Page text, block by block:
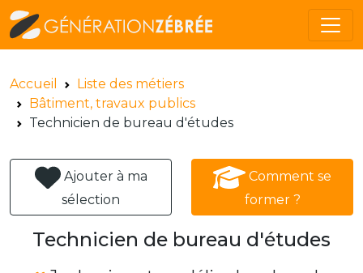
Accueil
Liste des métiers
Bâtiment, travaux publics
Technicien de bureau d'études
Ajouter à ma
sélection
Comment se
former ?
Technicien de bureau d'études